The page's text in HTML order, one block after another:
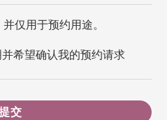
仅用于预约用途。
希望确认我的预约请求
交